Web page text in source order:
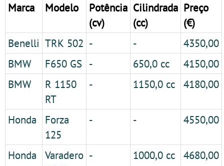
Marca Modelo
Potência
(cv)
Cilindrada
(cc)
Preço
(€)
Benelli TRK 502 - -
4350,00
BMW
F650 GS - 650,0 cc
4150,00
BMW
R 1150
RT
- 1150,0 cc 4180,00
Honda
Forza
125
- - 4550,00
Honda
Varadero - 1000,0 cc 4680,00